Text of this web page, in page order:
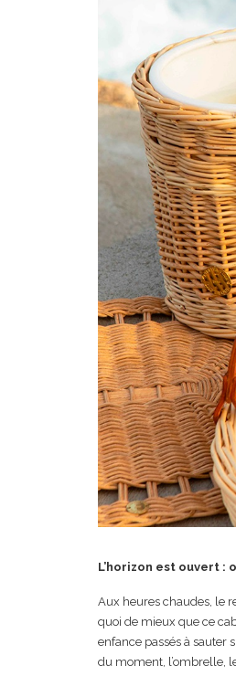
L’horizon est ouvert :
Aux heures chaudes, le
quoi de mieux que ce
enfance passés à sauter
du moment, l’ombrelle,